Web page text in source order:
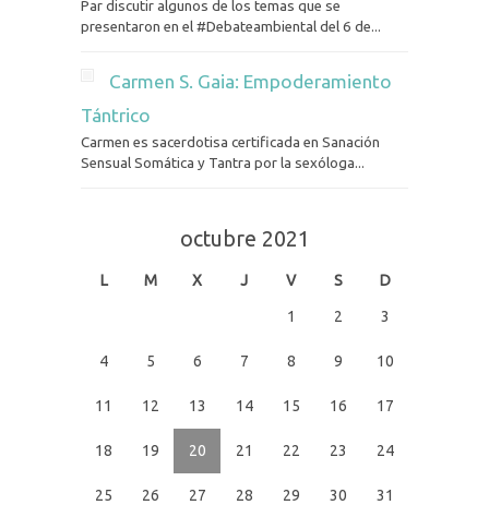
Par discutir algunos de los temas que se
presentaron en el #Debateambiental del 6 de...
Carmen S. Gaia: Empoderamiento
Tántrico
Carmen es sacerdotisa certificada en Sanación
Sensual Somática y Tantra por la sexóloga...
octubre 2021
L M X J V S D
1 2 3
4 5 6 7 8 9 10
11 12 13 14 15 16 17
18 19 20 21 22 23 24
25 26 27 28 29 30 31